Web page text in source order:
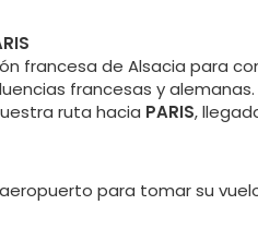
francesa de Alsacia para
francesas y
ruta hacia PARIS,
para tomar su